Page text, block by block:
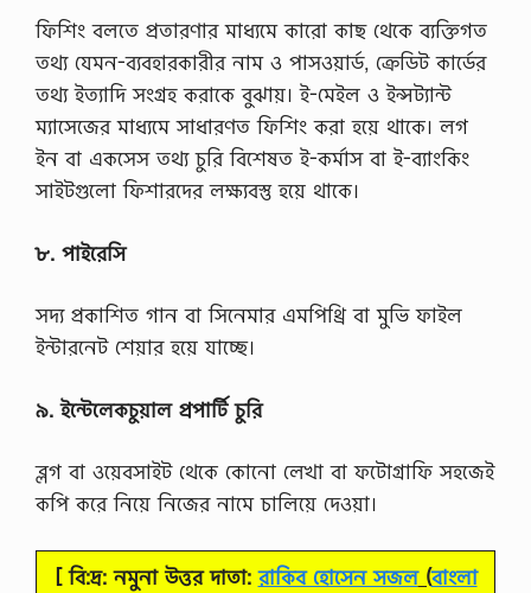
র
প্র
কা
ফিশিং বলতে প্রতারণার মাধ্যমে কারো কাছ থেকে ব্যক্তিগত
তথ্য যেমন-ব্যবহারকারীর নাম ও পাসওয়ার্ড, ক্রেডিট কার্ডের
তথ্য ইত্যাদি সংগ্রহ করাকে বুঝায়। ই-মেইল ও ইন্সট্যান্ট
ম্যাসেজের মাধ্যমে সাধারণত ফিশিং করা হয়ে থাকে। লগ
ইন বা একসেস তথ্য চুরি বিশেষত ই-কর্মাস বা ই-ব্যাংকিং
সাইটগুলো ফিশারদের লক্ষ্যবস্তু হয়ে থাকে।
৮. পাইরেসি
সদ্য প্রকাশিত গান বা সিনেমার এমপিথ্রি বা মুভি ফাইল
ইন্টারনেট শেয়ার হয়ে যাচ্ছে।
৯. ইন্টেলেকচুয়াল প্রপার্টি চুরি
ব্লগ বা ওয়েবসাইট থেকে কোনো লেখা বা ফটোগ্রাফি সহজেই
কপি করে নিয়ে নিজের নামে চালিয়ে দেওয়া।
[ বি:দ্র: নমুনা উত্তর দাতা:রাকিব হোসেন সজল(বাংলা